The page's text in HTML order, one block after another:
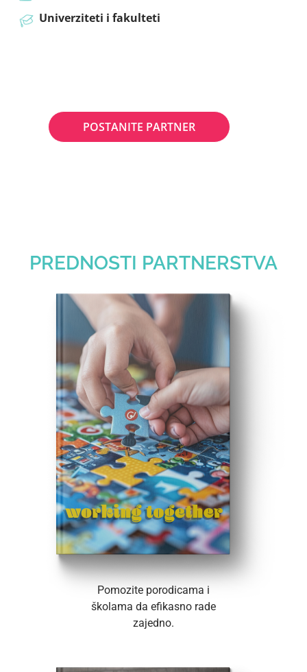
Univerziteti i fakulteti
POSTANITE PARTNER
PREDNOSTI PARTNERSTVA
Pomozite porodicama i
školama da efikasno rade
zajedno.